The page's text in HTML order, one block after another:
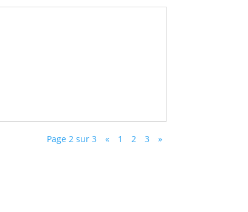
Page 2 sur 3 « 1 2 3 »